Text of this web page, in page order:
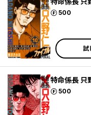
500
ポイント
試
特命係長
500
ポイント